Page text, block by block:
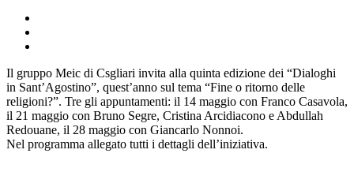
Il gruppo Meic di Csgliari invita alla quinta edizione dei “Dialoghi
in Sant’Agostino”, quest’anno sul tema “Fine o ritorno delle
religioni?”. Tre gli appuntamenti: il 14 maggio con Franco Casavola,
il 21 maggio con Bruno Segre, Cristina Arcidiacono e Abdullah
Redouane, il 28 maggio con Giancarlo Nonnoi.
Nel programma allegato tutti i dettagli dell’iniziativa.